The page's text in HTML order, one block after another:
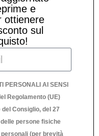
e
ottienere
sul
PERSONALI AI SENSI
Regolamento (UE)
Consiglio, del 27
persone fisiche
(per brevità